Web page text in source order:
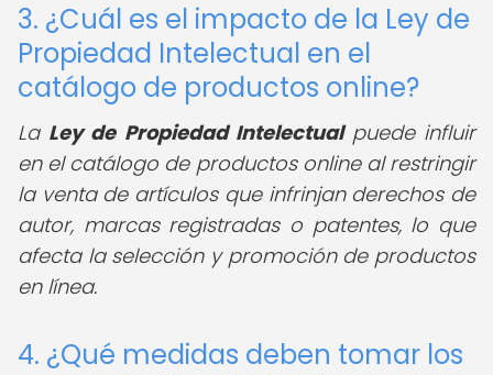
3. ¿Cuál es el impacto de la Ley de
Propiedad Intelectual en el
catálogo de productos online?
La Ley de Propiedad Intelectualpuede influir
en el catálogo de productos online al restringir
la venta de artículos que infrinjan derechos de
autor, marcas registradas o patentes, lo que
afecta la selección y promoción de productos
en línea.
4. ¿Qué medidas deben tomar los